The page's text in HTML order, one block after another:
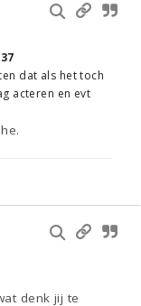
dat als het toch
acteren en evt
denk jij te